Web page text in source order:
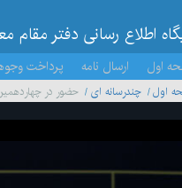
اطلاع رسانی دفتر مقام
اول ارسال نامه پرداخت
اول چندرسانه ای حضور در